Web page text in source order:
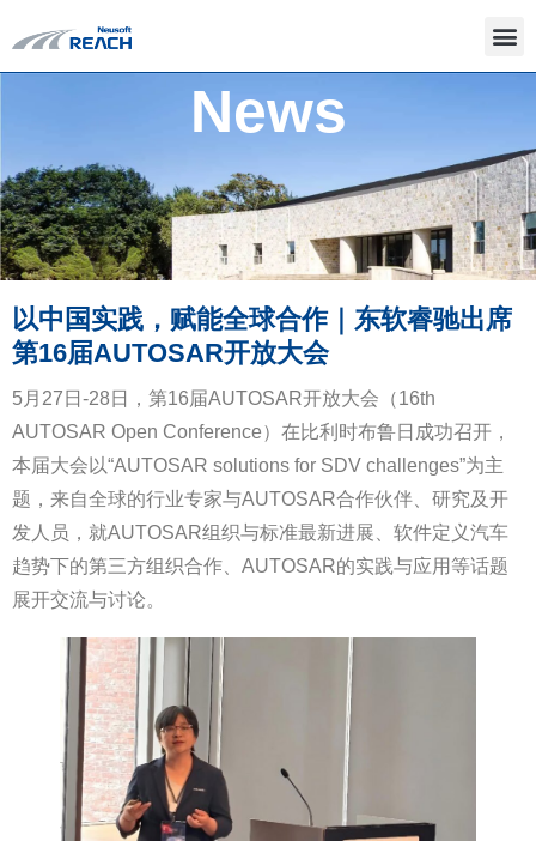
News
以中国实践，赋能全球合作｜东软睿驰出席
第16届AUTOSAR开放大会
5月27日-28日，第16届AUTOSAR开放大会（16th
AUTOSAR Open Conference）在比利时布鲁日成功召开，
本届大会以“AUTOSAR solutions for SDV challenges”为主
题，来自全球的行业专家与AUTOSAR合作伙伴、研究及开
发人员，就AUTOSAR组织与标准最新进展、软件定义汽车
趋势下的第三方组织合作、AUTOSAR的实践与应用等话题
展开交流与讨论。